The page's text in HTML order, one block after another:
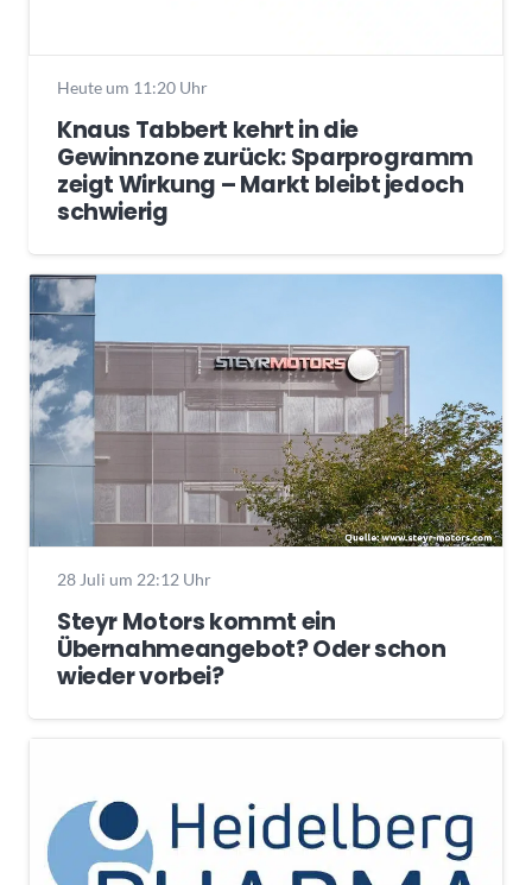
Heute um 11:20 Uhr
Knaus Tabbert kehrt in die
Gewinnzone zurück: Sparprogramm
zeigt Wirkung – Markt bleibt jedoch
schwierig
28 Juli um 22:12 Uhr
Steyr Motors kommt ein
Übernahmeangebot? Oder schon
wieder vorbei?